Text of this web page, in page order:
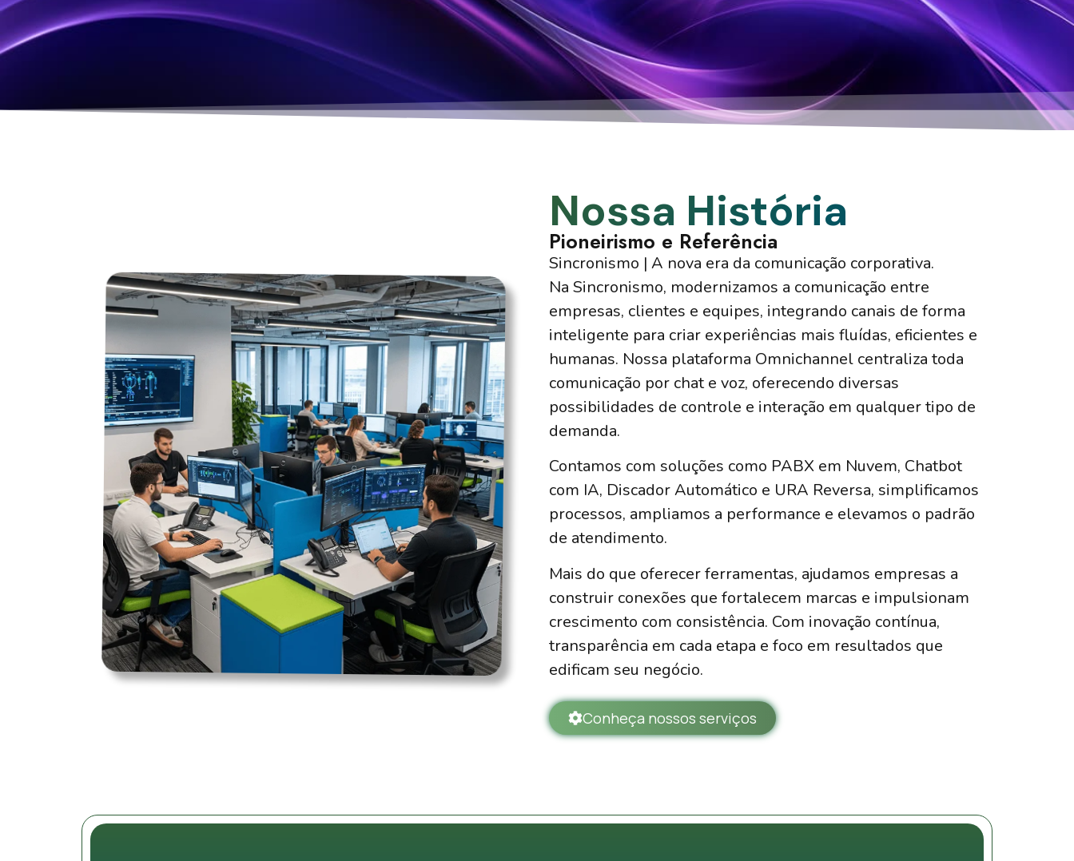
Nossa História
Pioneirismo e Referência
Sincronismo | A nova era da comunicação corporativa.
Na Sincronismo, modernizamos a comunicação entre
empresas, clientes e equipes, integrando canais de forma
inteligente para criar experiências mais fluídas, eficientes e
humanas. Nossa plataforma Omnichannel centraliza toda
comunicação por chat e voz, oferecendo diversas
possibilidades de controle e interação em qualquer tipo de
demanda.
Contamos com soluções como PABX em Nuvem, Chatbot
com IA, Discador Automático e URA Reversa, simplificamos
processos, ampliamos a performance e elevamos o padrão
de atendimento.
Mais do que oferecer ferramentas, ajudamos empresas a
construir conexões que fortalecem marcas e impulsionam
crescimento com consistência. Com inovação contínua,
transparência em cada etapa e foco em resultados que
edificam seu negócio.
Conheça nossos serviços